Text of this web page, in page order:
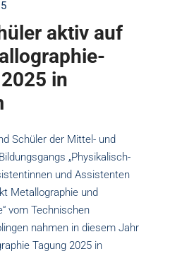
aktiv auf
in
Schüler der Mittel- und
„Physikalisch-
und Assistenten
Metallographie und
vom Technischen
nahmen in diesem Jahr
Tagung 2025 in